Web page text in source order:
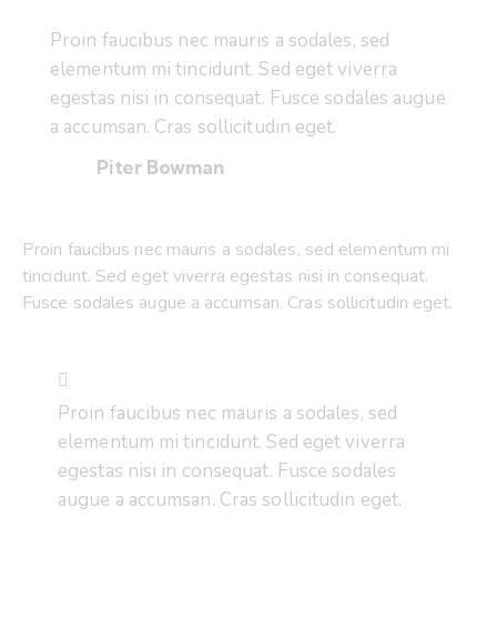
Proin faucibus nec mauris a sodales, sed
elementum mi tincidunt. Sed eget viverra
egestas nisi in consequat. Fusce sodales augue
a accumsan. Cras sollicitudin eget.
Piter Bowman
Proin faucibus nec mauris a sodales, sed elementum mi
tincidunt. Sed eget viverra egestas nisi in consequat.
Fusce sodales augue a accumsan. Cras sollicitudin eget.
Proin faucibus nec mauris a sodales, sed
elementum mi tincidunt. Sed eget viverra
egestas nisi in consequat. Fusce sodales
augue a accumsan. Cras sollicitudin eget.